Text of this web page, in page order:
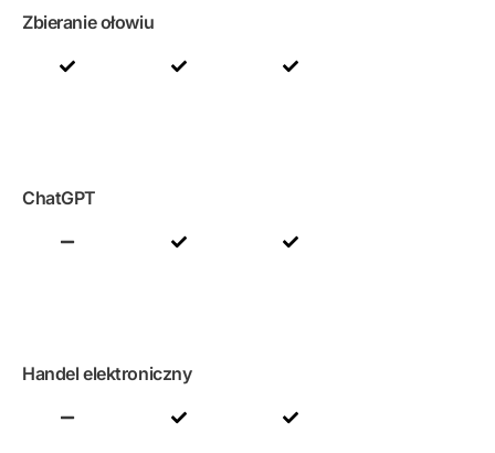
Zbieranie ołowiu
ChatGPT
Handel elektroniczny